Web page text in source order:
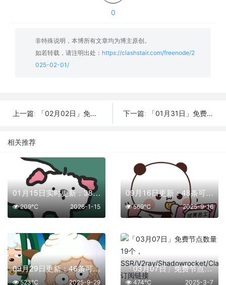
0
非特殊说明，本博所有文章均为博主原创。
如若转载，请注明出处： https://clashstair.com/freenode/2
025-02-01/
上一篇: 「02月02日」免费节点数量27个，SSR/V2ray/Shadowrocket/Clash订阅链接 下一篇: 「01月31日」免费节点数量23个，SSR/V2ray/Shadowrocket/Clash订阅链接
相关推荐
01月15日实时更新：38条可用SSR/V2Ray/Clash节点
2026-1-15
209℃
09月16日更新：48条可用免费节点 | 2025年SSR/V2ray/Clash订阅链接
2025-9-16
569℃
09月29日更新：46条可用免费节点 | 2025年SSR/V2ray/Clash订阅链接
2025-9-29
523℃
「03月07日」免费节点数量19个，SSR/V2ray/Shadowrocket/Clash订阅链接
2025-3-7
474℃